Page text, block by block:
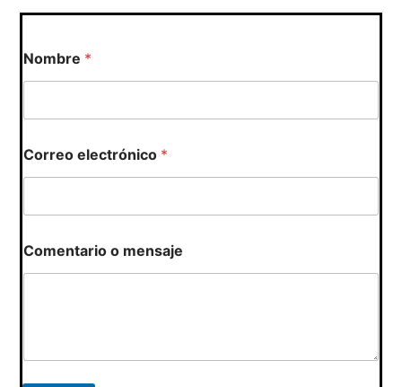
Nombre *
o
r
e
o
*
Correo electrónico *
Comentario o mensaje